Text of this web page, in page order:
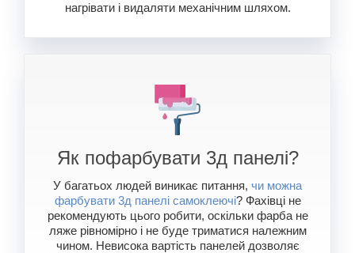
нагрівати і видаляти механічним шляхом.
Як пофарбувати 3д панелі?
У багатьох людей виникає питання, чи можна
фарбувати 3д панелі самоклеючі? Фахівці не
рекомендують цього робити, оскільки фарба не
ляже рівномірно і не буде триматися належним
чином. Невисока вартість панелей дозволяє